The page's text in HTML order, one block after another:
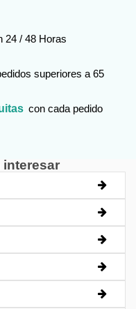
24 / 48 Horas
superiores a 65
con cada pedido
interesar